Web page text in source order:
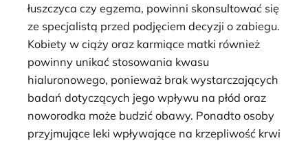
łuszczyca czy egzema, powinni skonsultować się
ze specjalistą przed podjęciem decyzji o zabiegu.
Kobiety w ciąży oraz karmiące matki również
powinny unikać stosowania kwasu
hialuronowego, ponieważ brak wystarczających
badań dotyczących jego wpływu na płód oraz
noworodka może budzić obawy. Ponadto osoby
przyjmujące leki wpływające na krzepliwość krwi